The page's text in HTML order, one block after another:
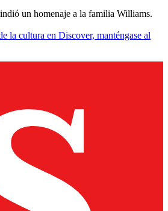
un homenaje a la familia Williams.
la cultura en Discover, manténgase al